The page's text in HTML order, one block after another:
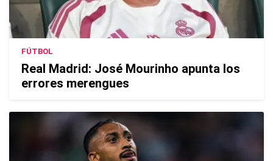
FÚTBOL
Real Madrid: José Mourinho apunta los
errores merengues